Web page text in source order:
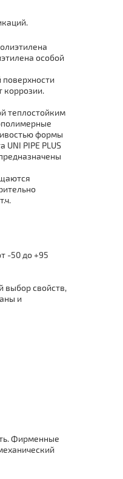
особой
коррозии.
теплостойким
формы
PIPE PLUS
-50 до +95
выбор свойств,
и
Фирменные